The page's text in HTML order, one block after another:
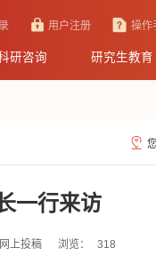
用户注册 操作
研咨询 研究生教育
一行来访
上投稿 浏览： 318